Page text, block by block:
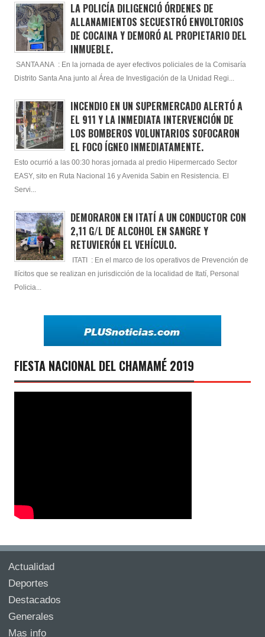
LA POLICÍA DILIGENCIÓ ÓRDENES DE
ALLANAMIENTOS SECUESTRÓ ENVOLTORIOS
DE COCAINA Y DEMORÓ AL PROPIETARIO DEL
INMUEBLE.
SANTA ANA : En la jornada de ayer efectivos policiales de la Comisaría
Distrito Santa Ana junto al Área de Investigación de la Unidad Regi...
INCENDIO EN UN SUPERMERCADO ALERTÓ A
EL 911 Y LA INMEDIATA INTERVENCIÓN DE
LOS BOMBEROS VOLUNTARIOS SOFOCARON
EL FOCO ÍGNEO INMEDIATAMENTE.
Esto ocurrió a las 00:30 horas jornada al predio Hipermercado Sector
EASY, sito en Ruta Nacional 16 y Avenida Sabin en Resistencia. El
Servi...
DEMORARON EN ITATÍ A UN CONDUCTOR CON
2,11 G/L DE ALCOHOL EN SANGRE Y
RETUVIERÓN EL VEHÍCULO.
ITATI : En el marco de los operativos de Prevención de
Ilícitos que se realizan en jurisdicción de la localidad de Itatí, Personal
Policia...
FIESTA NACIONAL DEL CHAMAMÉ 2019
Actualidad
Deportes
Destacados
Generales
Mas info